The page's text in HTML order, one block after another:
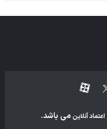
اعتماد آنلاین می باشد.